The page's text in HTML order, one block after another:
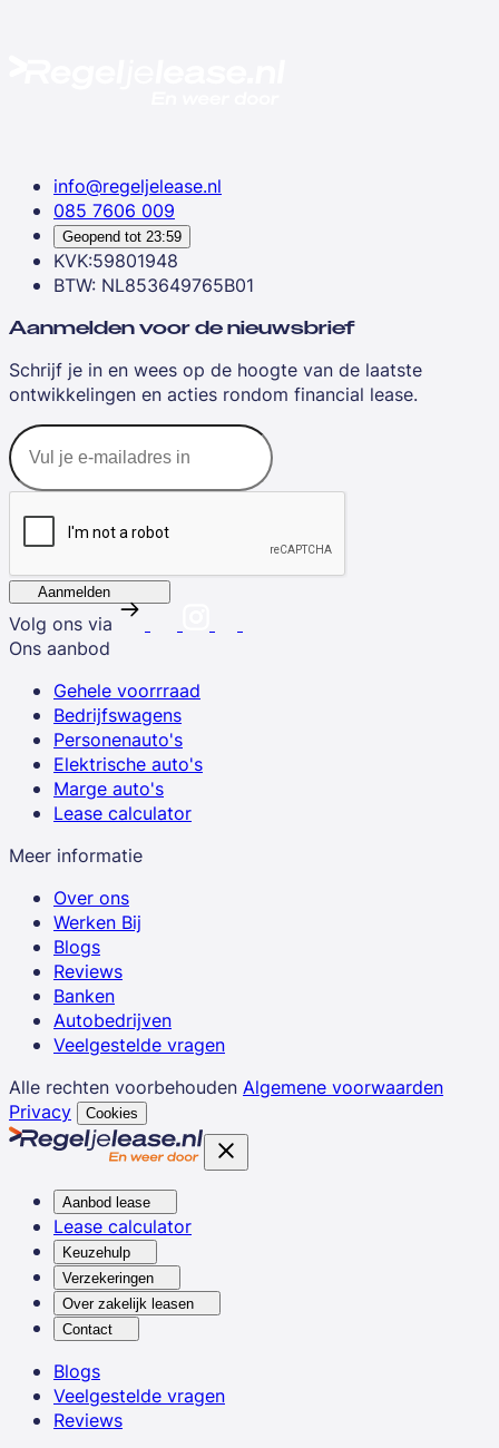
info@regeljelease.nl
085 7606 009
Geopend tot 23:59
KVK:59801948
BTW: NL853649765B01
Aanmelden voor de nieuwsbrief
Schrijf je in en wees op de hoogte van de laatste
ontwikkelingen en acties rondom financial lease.
Aanmelden
Volg ons via
Ons aanbod
Gehele voorrraad
Bedrijfswagens
Personenauto's
Elektrische auto's
Marge auto's
Lease calculator
Meer informatie
Over ons
Werken Bij
Blogs
Reviews
Banken
Autobedrijven
Veelgestelde vragen
Alle rechten voorbehouden Algemene voorwaarden
Privacy
Cookies
Aanbod lease
Lease calculator
Keuzehulp
Verzekeringen
Over zakelijk leasen
Contact
Blogs
Veelgestelde vragen
Reviews